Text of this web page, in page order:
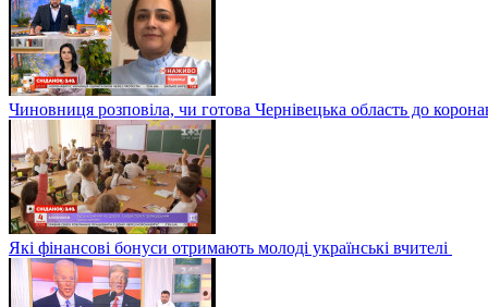
Чиновниця розповіла, чи готова Чернівецька область до
Які фінансові бонуси отримають молоді українські вчителі